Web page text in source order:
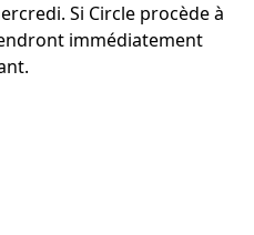
Si Circle procède à
immédiatement